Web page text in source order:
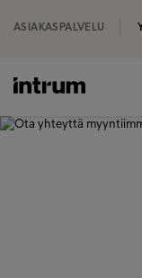
ASIAKASPALVELU